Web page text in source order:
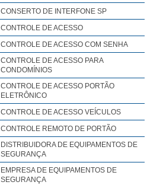
CONSERTO DE INTERFONE SP
CONTROLE DE ACESSO
CONTROLE DE ACESSO COM SENHA
CONTROLE DE ACESSO PARA
CONDOMÍNIOS
CONTROLE DE ACESSO PORTÃO
ELETRÔNICO
CONTROLE DE ACESSO VEÍCULOS
CONTROLE REMOTO DE PORTÃO
DISTRIBUIDORA DE EQUIPAMENTOS DE
SEGURANÇA
EMPRESA DE EQUIPAMENTOS DE
SEGURANÇA